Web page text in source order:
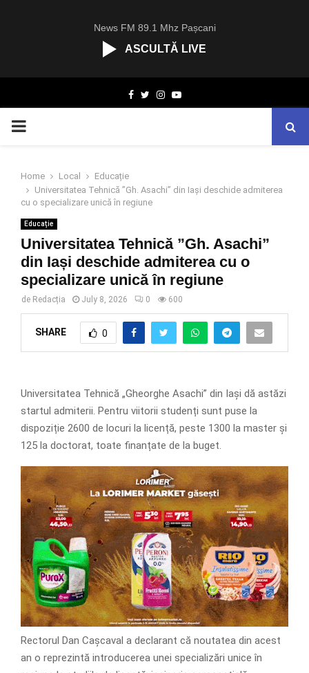
News FM 89.1 Mhz Pașcani
ASCULTĂ LIVE
Facebook
TwitterInstagram
Youtube
PRIMARY
Home Local
Educație
Universitatea Tehnică ”Gh. Asachi” din Iași deschide admiterea
cu o specializare unică în regiune
Educație
Universitatea Tehnică ”Gh. Asachi”
din Iași deschide admiterea cu o
specializare unică în regiune
de Redacția July 8, 2026 0 600
SHARE 0
Universitatea Tehnică „Gheorghe Asachi” din Iași dă astăzi
startul admiterii. Pentru viitorii studenți sunt puse la
dispoziție 2600 de locuri la licență, peste 1300 la master și
125 la doctorat, toate finanțate de la buget.
Rectorul Dan Cașcaval a declarant că noutatea din acest
an o reprezintă introducerea unei specializări unice în